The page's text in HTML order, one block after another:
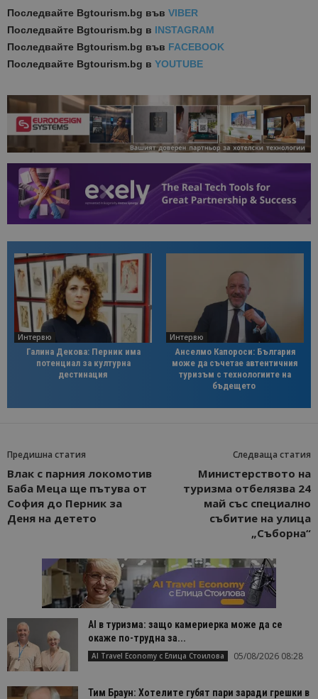
Последвайте Bgtourism.bg във VIBER
Последвайте Bgtourism.bg в INSTAGRAM
Последвайте Bgtourism.bg във FACEBOOK
Последвайте Bgtourism.bg в YOUTUBE
Интервю
Галина Декова: Перник има
потенциал за културна
дестинация
Интервю
Анселмо Капороси: България
може да съчетае автентичния
туризъм с технологиите на
бъдещето
Предишна статия
Влак с парния локомотив
Баба Меца ще пътува от
София до Перник за
Деня на детето
Следваща статия
Министерството на
туризма отбелязва 24
май със специално
събитие на улица
„Съборна“
AI в туризма: защо камериерка може да се
окаже по-трудна за...
AI Travel Economy с Елица Стоилова 05/08/2026 08:28
Тим Браун: Хотелите губят пари заради грешки в